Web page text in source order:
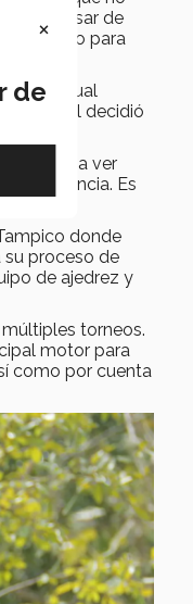
A pesar de
para
individual
lo cual decidió
a ver
Es
donde
su proceso de
de ajedrez y
torneos.
motor para
como por cuenta
×
de